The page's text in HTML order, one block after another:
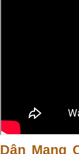
Dân Mạng